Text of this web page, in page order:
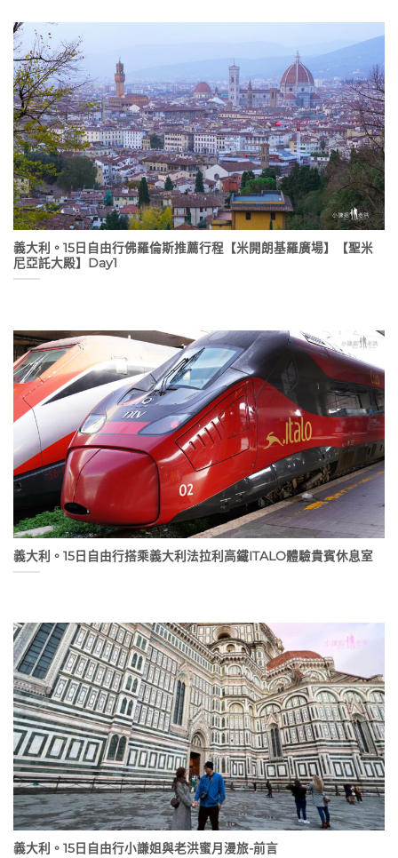
義大利。15日自由行佛羅倫斯推薦行程【米開朗基羅廣場】【聖米
尼亞託大殿】Day1
義大利。15日自由行搭乘義大利法拉利高鐵ITALO體驗貴賓休息室
義大利。15日自由行小謙姐與老洪蜜月漫旅-前言